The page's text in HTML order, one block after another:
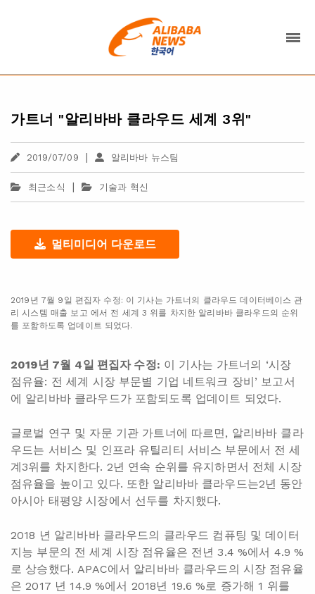
가트너 "알리바바 클라우드 세계 3위"
2019/07/09 | 알리바바 뉴스팀
최근소식 | 기술과 혁신
멀티미디어 다운로드
2019년 7월 9일 편집자 수정: 이 기사는 가트너의 클라우드 데이터베이스 관
리 시스템 매출 보고 에서 전 세계 3 위를 차지한 알리바바 클라우드의 순위
를 포함하도록 업데이트 되었다.
2019년 7월 4일 편집자 수정: 이 기사는 가트너의 ‘시장
점유율: 전 세계 시장 부문별 기업 네트워크 장비’ 보고서
에 알리바바 클라우드가 포함되도록 업데이트 되었다.
글로벌 연구 및 자문 기관 가트너에 따르면, 알리바바 클라
우드는 서비스 및 인프라 유틸리티 서비스 부문에서 전 세
계3위를 차지한다. 2년 연속 순위를 유지하면서 전체 시장
점유율을 높이고 있다. 또한 알리바바 클라우드는2년 동안
아시아 태평양 시장에서 선두를 차지했다.
2018 년 알리바바 클라우드의 클라우드 컴퓨팅 및 데이터
지능 부문의 전 세계 시장 점유율은 전년 3.4 %에서 4.9 %
로 상승했다. APAC에서 알리바바 클라우드의 시장 점유율
은 2017 년 14.9 %에서 2018년 19.6 %로 증가해 1 위를